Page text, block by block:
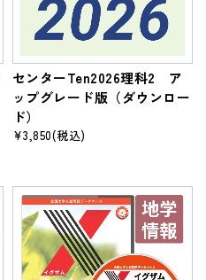
センターTen2026理科2 ア
ップグレード版（ダウンロー
ド）
¥3,850(税込)